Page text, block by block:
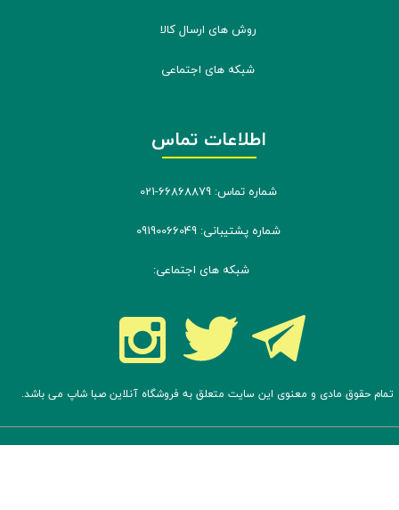
شماره تماس: 66868879-021
شماره پشتیبانی: 09190066049
شبکه های اجتماعی:
تمام حقوق مادی و معنوی این سایت متعلق به فروشگاه آنلاین صبا شاپ می باشد.
روش های ارسال کالا
شبکه های اجتماعی
اطلاعات تماس